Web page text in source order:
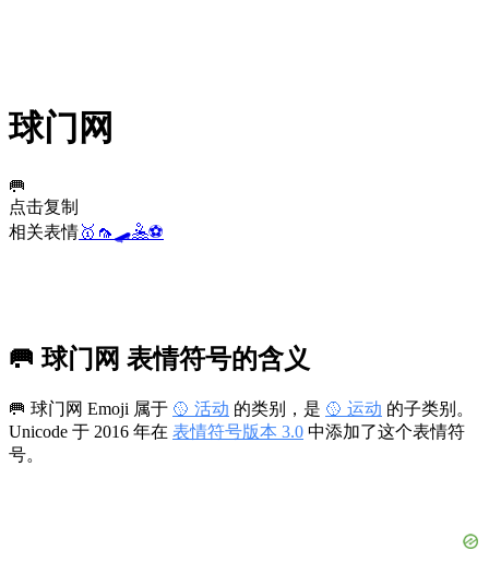
球门网
🥅
点击复制
相关表情🥇 🦟 🛹🤽⚽
🥅 球门网 表情符号的含义
🥅 球门网 Emoji 属于 🥎 活动 的类别，是 🥎 运动 的子类别。
Unicode 于 2016 年在 表情符号版本 3.0 中添加了这个表情符
号。